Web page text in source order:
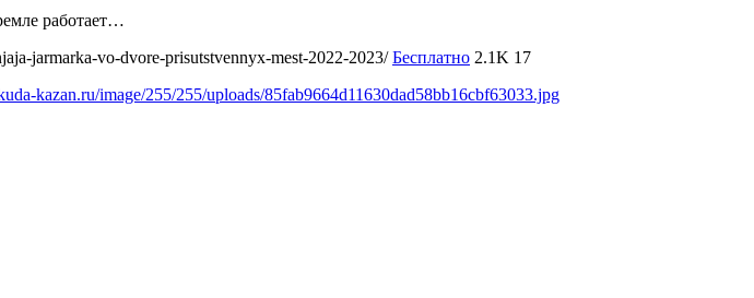
работает…
jarmarka-vo-dvore-prisutstvennyx-mest-2022-2023/ Бесплатно 2.1K 17
kazan.ru/image/255/255/uploads/85fab9664d11630dad58bb16cbf63033.jpg